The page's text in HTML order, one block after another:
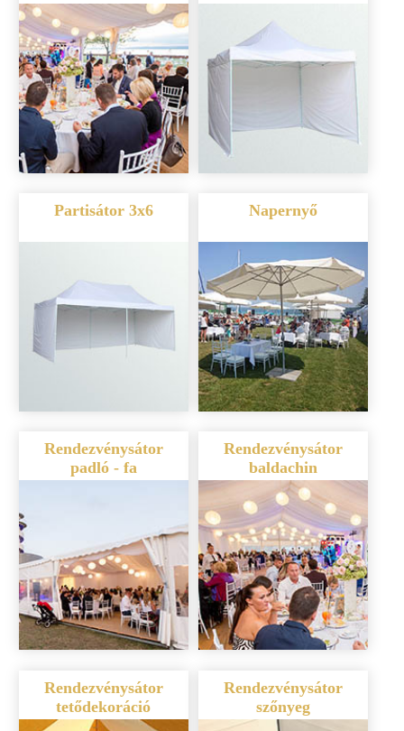
Partisátor 3x6 Napernyő
Rendezvénysátor
padló - fa
Rendezvénysátor
baldachin
Rendezvénysátor
tetődekoráció
Rendezvénysátor
szőnyeg